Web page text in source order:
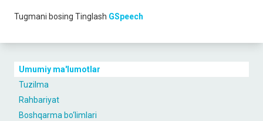
Umumiy ma'lumotlar
Tuzilma
Rahbariyat
Boshqarma bo‘limlari
Tugmani bosing Tinglash GSpeech